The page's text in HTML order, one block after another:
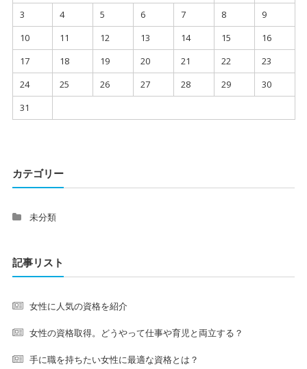
3
4 5 6 7 8
9
10
11 12 13 14 15
16
17
18 19 20 21 22
23
24
25 26 27 28 29
30
31
カテゴリー
未分類
記事リスト
女性に人気の資格を紹介
女性の資格取得。どうやって仕事や育児と両立する？
手に職を持ちたい女性に最適な資格とは？